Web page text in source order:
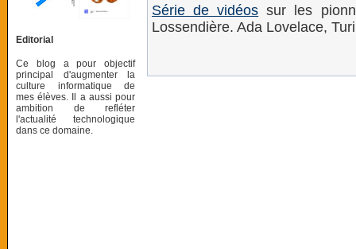
Editorial
Ce blog a pour objectif
principal d'augmenter la
culture informatique de
mes élèves. Il a aussi pour
ambition de refléter
l'actualité technologique
dans ce domaine.
Série de vidéos sur les
Lossendière. Ada Lovelace,